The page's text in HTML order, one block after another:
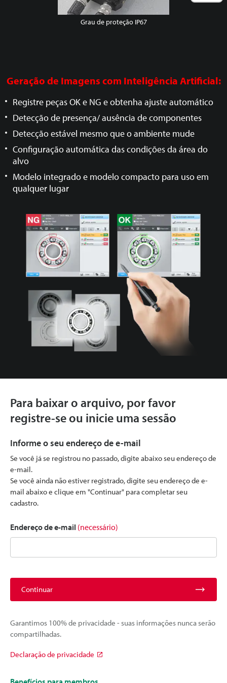
Grau de proteção IP67
Geração de Imagens com Inteligência Artificial:
Registre peças OK e NG e obtenha ajuste automático
Detecção de presença/ ausência de componentes
Detecção estável mesmo que o ambiente mude
Configuração automática das condições da área do
alvo
Modelo integrado e modelocompacto para uso em
qualquer lugar
Para baixar o arquivo, por favor
registre-se ou inicie uma sessão
Informe o seu endereço de e-mail
Se você já se registrou no passado, digite abaixo seu endereço de
e-mail.
Se você ainda não estiver registrado, digite seu endereço de e-
mail abaixo e clique em "Continuar" para completar seu
cadastro.
Endereço de e-mail (necessário)
Continuar
Garantimos 100% de privacidade - suas informações nunca serão
compartilhadas.
Declaração de privacidade